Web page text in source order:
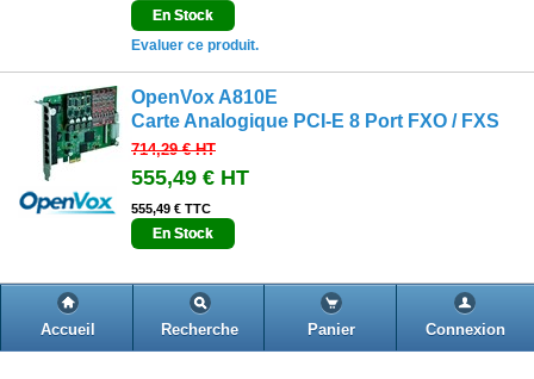
En Stock
Evaluer ce produit.
OpenVox A810E
Carte Analogique PCI-E 8 Port FXO / FXS
714,29 €HT
555,49 € HT
555,49 € TTC
En Stock
OpenVox A1610E
Carte Analogique PCI-E 16 Port FXO/FXS
Accueil Recherche Panier Connexion